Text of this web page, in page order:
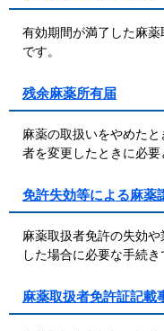
有効期間が満了した麻
です。
残余麻薬所有届
麻薬の取扱いをやめた
者を変更したときに必要
免許失効等による麻薬
麻薬取扱者免許の失効
した場合に必要な手続き
麻薬取扱者免許証記載